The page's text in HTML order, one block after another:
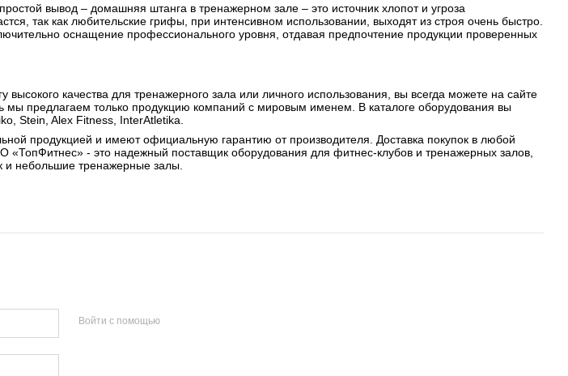
вывод – домашняя штанга в тренажерном зале – это источник хлопот и угроза
так как любительские грифы, при интенсивном использовании, выходят из строя очень быстро.
оснащение профессионального уровня, отдавая предпочтение продукции проверенных
качества для тренажерного зала или личного использования, вы всегда можете на сайте
мы предлагаем только продукцию компаний с мировым именем. В каталоге оборудования вы
Stein, Alex Fitness, InterAtletika.
продукцией и имеют официальную гарантию от производителя. Доставка покупок в любой
- это надежный поставщик оборудования для фитнес-клубов и тренажерных залов,
и небольшие тренажерные залы.
Войти с помощью